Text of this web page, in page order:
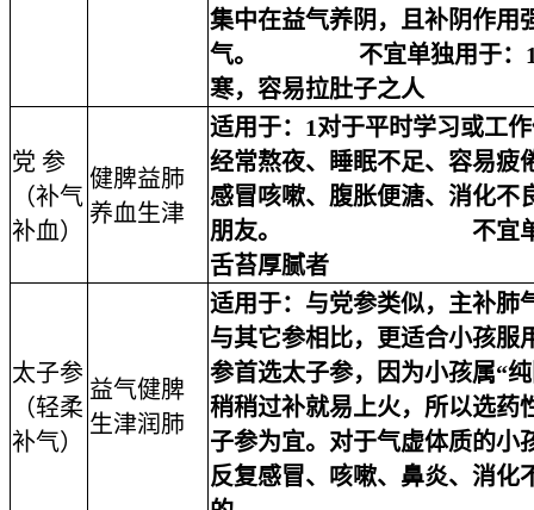
集中在益气养阴，且补阴作用
气。 不宜单独用于：
寒，容易拉肚子之人
党 参
（补气
补血）
健脾益肺
养血生津
适用于： 1对于平时学习或工
经常熬夜、睡眠不足、容易疲
感冒咳嗽、腹胀便溏、消化不
朋友。 不宜
舌苔厚腻者
太子参
（轻柔
补气）
益气健脾
生津润肺
适用于： 与党参类似，主补肺
与其它参相比，更适合小孩服
参首选太子参，因为小孩属“
稍稍过补就易上火，所以选药
子参为宜。对于气虚体质的小
反复感冒、咳嗽、鼻炎、消化